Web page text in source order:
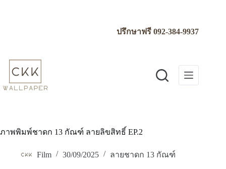
ปรึกษาฟรี092-384-9937
ภาพพิมพ์ชาดก 13 กัณฑ์ ลายลิขสิทธิ์ EP.2
Film 30/09/2025 ลายชาดก 13 กัณฑ์